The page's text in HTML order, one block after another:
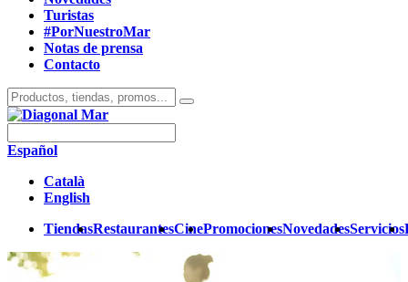
Turistas
#PorNuestroMar
Notas de prensa
Contacto
Español
Català
English
TiendasRestaurantesCinePromocionesNovedadesServicios